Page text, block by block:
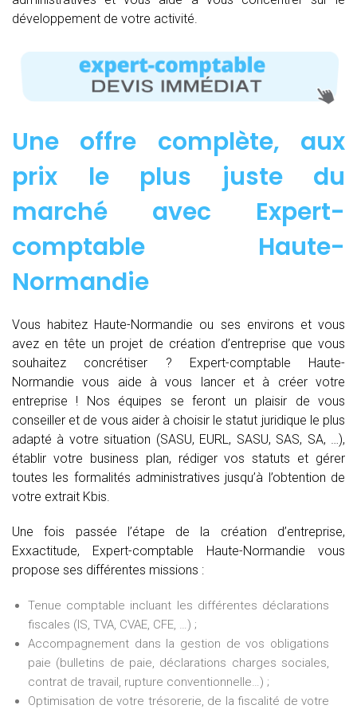
développement de votre activité.
Une offre complète, aux
prix le plus juste du
marché avec Expert-
comptable Haute-
Normandie
Vous habitez Haute-Normandie ou ses environs et vous
avez en tête un projet de création d’entreprise que vous
souhaitez concrétiser ? Expert-comptable Haute-
Normandie vous aide à vous lancer et à créer votre
entreprise ! Nos équipes se feront un plaisir de vous
conseiller et de vous aider à choisir le statut juridique le plus
adapté à votre situation (SASU, EURL, SASU, SAS, SA, …),
établir votre business plan, rédiger vos statuts et gérer
toutes les formalités administratives jusqu’à l’obtention de
votre extrait Kbis.
Une fois passée l’étape de la création d’entreprise,
Exxactitude, Expert-comptable Haute-Normandie vous
propose ses différentes missions :
Tenue comptable incluant les différentes déclarations
fiscales (IS, TVA, CVAE, CFE, …) ;
Accompagnement dans la gestion de vos obligations
paie (bulletins de paie, déclarations charges sociales,
contrat de travail, rupture conventionnelle…) ;
Optimisation de votre trésorerie, de la fiscalité de votre